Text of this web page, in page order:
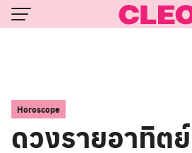
Skip
to
Horoscope
ดวงรายอาทิต